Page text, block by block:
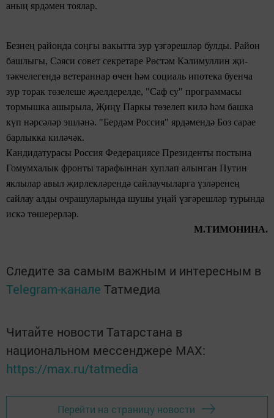
аның ярдәмен тоялар.
Безнең районда соңгы вакытта зур үзгәрешләр булды. Район
башлыгы, Сәяси совет секретаре Рөстәм Кәлимуллин җи-
тәкчелегендә ветераннар өчен һәм социаль ипотека буенча
зур торак төзелеше җәелдерелде, "Саф су" программасы
тормышка ашырыла, Җиңү Паркы төзелеп килә һәм башка
күп нәрсәләр эшләнә. "Бердәм Россия" ярдәмендә Боз сарае
барлыкка киләчәк.
Кандидатурасы Россия Федерациясе Президенты постына
Гомумхалык фронты тарафыннан хуплап алынган Путин
яклылар авыл җирлекләрендә сайлаучыларга үзләренең
сайлау алды очрашуларында шушы уңай үзгәрешләр турында
искә төшерерләр.
М.ТИМОНИНА.
Следите за самым важным и интересным в
Telegram-канале Татмедиа
Читайте новости Татарстана в
национальном мессенджере MАХ:
https://max.ru/tatmedia
Перейти на страницу новости